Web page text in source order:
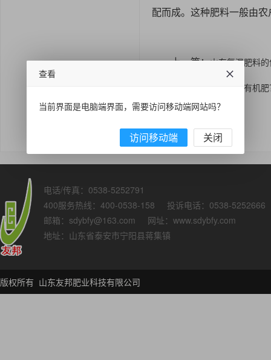
配而成。这种肥料一般由
上一篇：山东复混肥料
如何选择有机
电话/传真：0538-5252791
400服务热线：400-0538-158 投诉电话：0538-5252666
邮箱：sdybfy@163.com 网址：www.sdybfy.com
地址：山东省泰安市宁阳县蒋集镇
版权所有 山东友邦肥业科技有限公司
查看
当前界面是电脑端界面，需要访问移动端网站吗？
访问移动端 关闭